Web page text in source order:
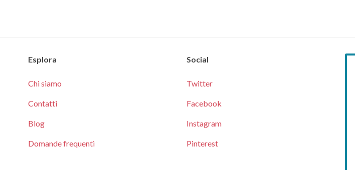
Esplora
Chi siamo
Contatti
Blog
Domande frequenti
Social
Twitter
Facebook
Instagram
Pinterest